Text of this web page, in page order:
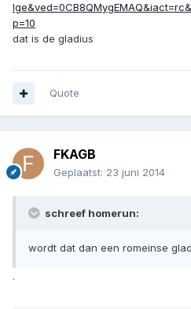
p=10
dat is de gladius
Quote
FKAGB
Geplaatst: 23 juni 2014
schreef homerun:
wordt dat dan een romeinse
.